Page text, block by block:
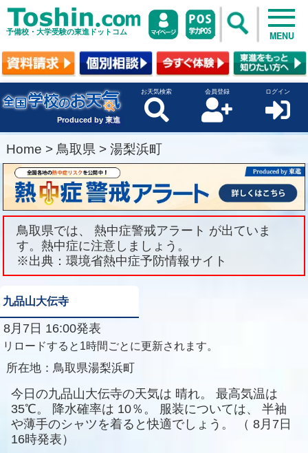
予備校・大学受験の東進ドットコム MENU
Produced by 東進
お天気検索 会員登録 ログイン
Home > 鳥取県 > 湯梨浜町
鳥取県では、 熱中症警戒アラート が出ていま
す。熱中症に注意しましょう。
※出典：環境省熱中症予防情報サイト
九品山大伝寺
8月7日 16:00発表
リロードすると1時間ごとに更新されます。
所在地： 鳥取県湯梨浜町
今日の九品山大伝寺の天気は 晴れ。
最高気温は
35℃。
降水確率は 10％。 服装については、
半袖
や薄手のシャツを着ると快適でしょう。
（ 8月7日
16時発表）